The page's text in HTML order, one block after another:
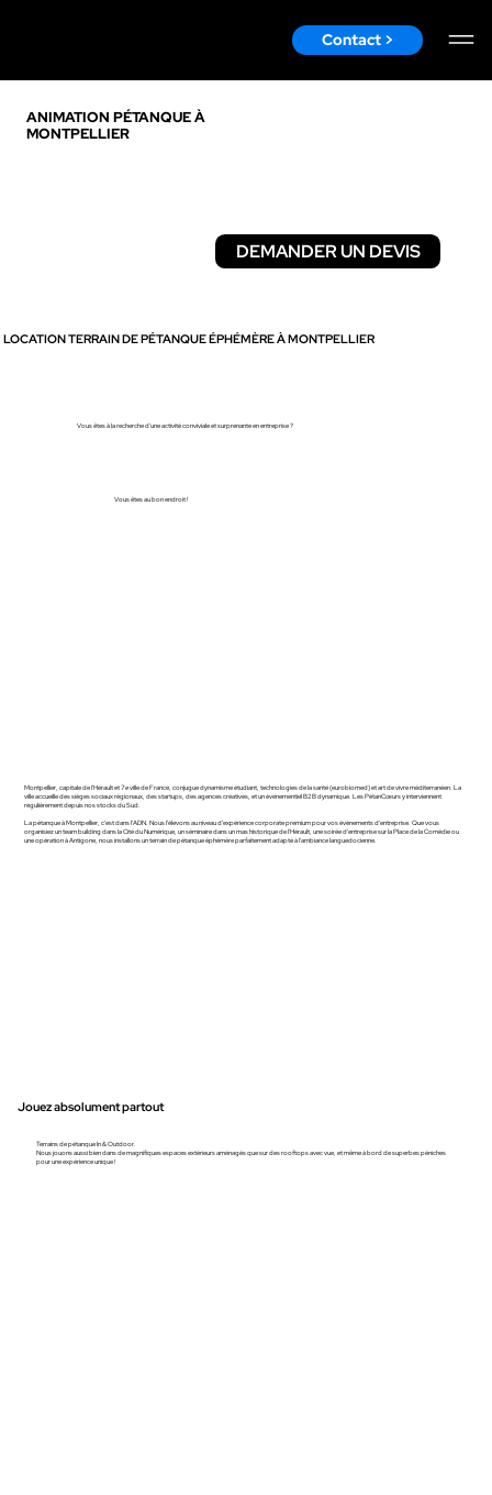
Contact >
ANIMATION PÉTANQUE À
MONTPELLIER
DEMANDER UN DEVIS
LOCATION TERRAIN DE PÉTANQUE ÉPHÉMÈRE À MONTPELLIER
Vous êtes à la recherche d'une activité conviviale et surprenante en entreprise ?
Vous êtes au bon endroit !
Montpellier, capitale de l'Hérault et 7e ville de France, conjugue dynamisme étudiant, technologies de la santé (eurobiomed) et art de vivre méditerranéen. La
ville accueille des sièges sociaux régionaux, des startups, des agences créatives, et un événementiel B2B dynamique. Les PétanCœurs y interviennent
régulièrement depuis nos stocks du Sud.
La pétanque à Montpellier, c'est dans l'ADN. Nous l'élevons au niveau d'expérience corporate premium pour vos événements d'entreprise. Que vous
organisiez un team building dans la Cité du Numérique, un séminaire dans un mas historique de l'Hérault, une soirée d'entreprise sur la Place de la Comédie ou
une opération à Antigone, nous installons un terrain de pétanque éphémère parfaitement adapté à l'ambiance languedocienne.
Jouez absolument partout
Terrains de pétanque In & Outdoor.
Nous jouons aussi bien dans de magnifiques espaces extérieurs aménagés que sur des rooftops avec vue, et même à bord de superbes péniches
pour une expérience unique !